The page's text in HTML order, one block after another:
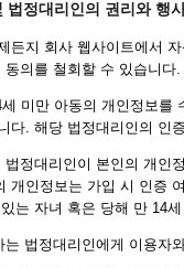
법정대리인의 권리와 행
든지 회사 웹사이트에서
동의를 철회할 수 있습니다.
미만 아동의 개인정보를
다. 해당 법정대리인의 인
법정대리인이 본인의 개인
개인정보는 가입 시 인증
는 자녀 혹은 당해 만 14
는 법정대리인에게 이용자